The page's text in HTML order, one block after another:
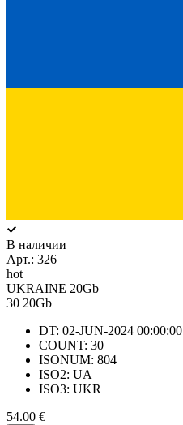
В наличии
Арт.: 326
hot
UKRAINE 20Gb
30 20Gb
DT: 02-JUN-2024 00:00:00
COUNT: 30
ISONUM: 804
ISO2: UA
ISO3: UKR
54.00 €